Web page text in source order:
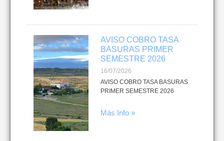
AVISO COBRO TASA
BASURAS PRIMER
SEMESTRE 2026
16/07/2026
AVISO COBRO TASA BASURAS
PRIMER SEMESTRE 2026
Más Info »